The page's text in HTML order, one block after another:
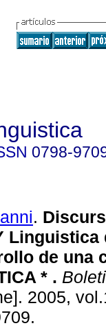
0798-
.
Linguistica
de una
* .
2005,